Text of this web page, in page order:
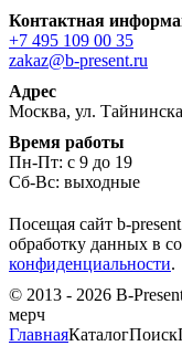
Контактная
+7 495 109 00 35
zakaz@b-present.ru
Адрес
Москва, ул.
Время работы
Пн-Пт: с 9 до 19
Сб-Вс: выходные
Посещая сайт b-
обработку данных в
конфиденциальности.
© 2013 - 2026 B-
мерч
ГлавнаяКаталогПоиск